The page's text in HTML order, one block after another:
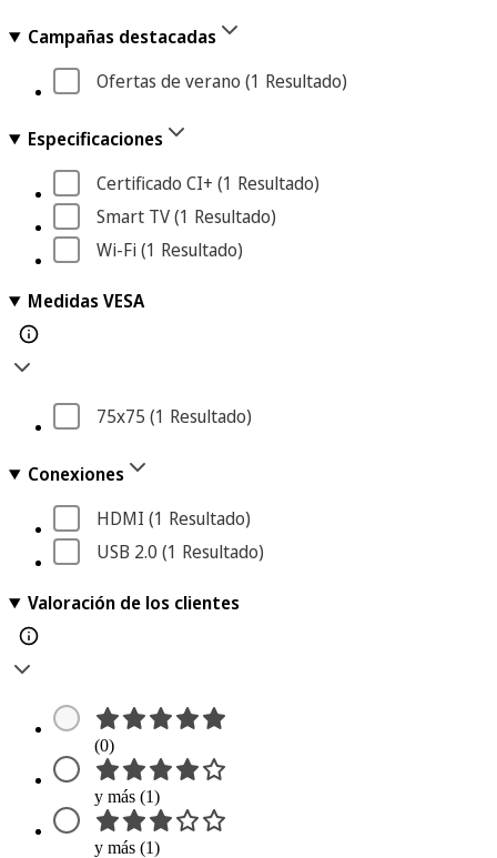
Campañas destacadas
Ofertas de verano (1 Resultado)
Especificaciones
Certificado CI+ (1 Resultado)
Smart TV (1 Resultado)
Wi-Fi (1 Resultado)
Medidas VESA
75x75 (1 Resultado)
Conexiones
HDMI (1 Resultado)
USB 2.0 (1 Resultado)
Valoración de los clientes
(0)
y más (1)
y más (1)